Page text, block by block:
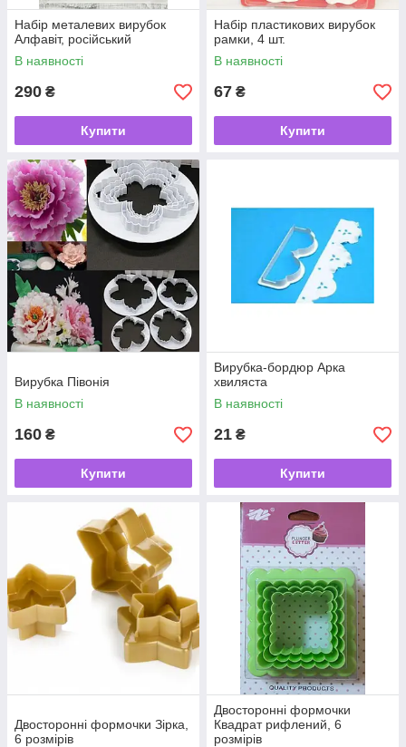
Набір металевих вирубок
Алфавіт, російський
В наявності
290 ₴
Купити
Набір пластикових вирубок
рамки, 4 шт.
В наявності
67 ₴
Купити
Вирубка Півонія
В наявності
160 ₴
Купити
Вирубка-бордюр Арка
хвиляста
В наявності
21 ₴
Купити
Двосторонні формочки Зірка,
6 розмірів
Двосторонні формочки
Квадрат рифлений, 6
розмірів